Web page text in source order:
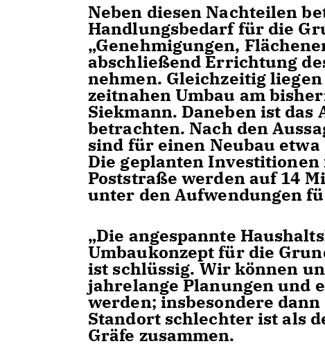
Neben diesen Nachteilen
Handlungsbedarf für die
Genehmigungen,
abschließend Errichtung
nehmen. Gleichzeitig
zeitnahen Umbau am
Siekmann. Daneben ist
betrachten. Nach den
sind für einen Neubau
Die geplanten
Poststraße werden auf 14
unter den Aufwendungen
Die angespannte
Umbaukonzept für die
ist schlüssig. Wir können
jahrelange Planungen und
werden; insbesondere
Standort schlechter ist als
Gräfe zusammen.